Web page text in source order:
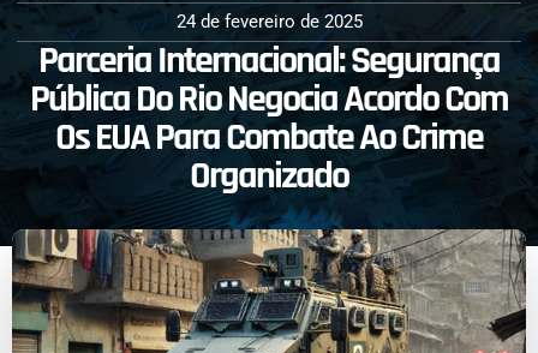
24 de fevereiro de 2025
Parceria Internacional: Segurança
Pública Do Rio Negocia Acordo Com
Os EUA Para Combate Ao Crime
Organizado